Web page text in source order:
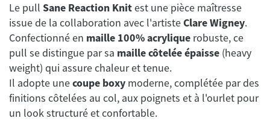
Le pull Sane Reaction Knitest une pièce maîtresse
issue de la collaboration avec l'artiste Clare Wigney.
Confectionné en maille 100% acrylique robuste, ce
pull se distingue par sa maille côtelée épaisse (heavy
weight) qui assure chaleur et tenue.
Il adopte unecoupe boxy moderne, complétée par des
finitions côtelées au col, aux poignets et à l'ourlet pour
un look structuré et confortable.